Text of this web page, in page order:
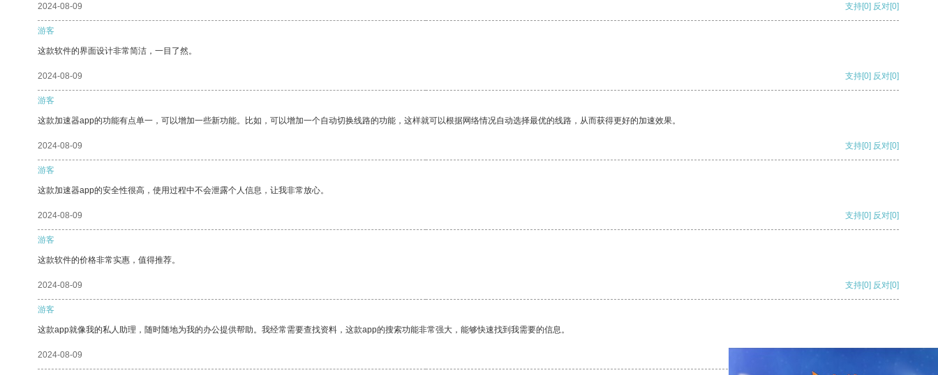
2024-08-09 支持[0] 反对[0]
游客
这款软件的界面设计非常简洁，一目了然。
2024-08-09 支持[0] 反对[0]
游客
这款加速器app的功能有点单一，可以增加一些新功能。比如，可以增加一个自动切换线路的功能，这样就可以根据网络情况自动选择最优的线路，从而获得更好的加速效果。
2024-08-09 支持[0] 反对[0]
游客
这款加速器app的安全性很高，使用过程中不会泄露个人信息，让我非常放心。
2024-08-09 支持[0] 反对[0]
游客
这款软件的价格非常实惠，值得推荐。
2024-08-09 支持[0] 反对[0]
游客
这款app就像我的私人助理，随时随地为我的办公提供帮助。我经常需要查找资料，这款app的搜索功能非常强大，能够快速找到我需要的信息。
2024-08-09